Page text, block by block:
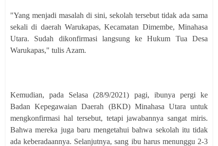
"Yang menjadi masalah di sini, sekolah tersebut tidak ada sama
sekali di daerah Warukapas, Kecamatan Dimembe, Minahasa
Utara. Sudah dikonfirmasi langsung ke Hukum Tua Desa
Warukapas," tulis Azam.
Kemudian, pada Selasa (28/9/2021) pagi, ibunya pergi ke
Badan Kepegawaian Daerah (BKD) Minahasa Utara untuk
mengkonfirmasi hal tersebut, tetapi jawabannya sangat miris.
Bahwa mereka juga baru mengetahui bahwa sekolah itu tidak
ada keberadaannya. Selanjutnya, sang ibu harus menunggu 2-3